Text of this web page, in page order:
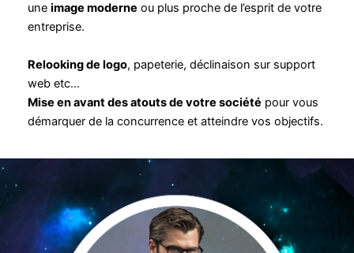
une image moderne ou plus proche de l’esprit de votre
entreprise.
Relooking de logo, papeterie, déclinaison sur support
web etc…
Mise en avant des atouts de votre société pour vous
démarquer de la concurrence et atteindre vos objectifs.